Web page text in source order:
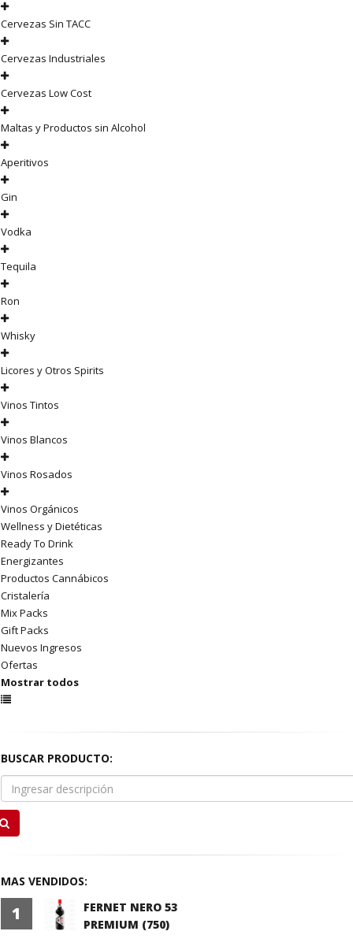
Cervezas Sin TACC
Cervezas Industriales
Cervezas Low Cost
Maltas y Productos sin Alcohol
Aperitivos
Gin
Vodka
Tequila
Ron
Whisky
Licores y Otros Spirits
Vinos Tintos
Vinos Blancos
Vinos Rosados
Vinos Orgánicos
Wellness y Dietéticas
Ready To Drink
Energizantes
Productos Cannábicos
Cristalería
Mix Packs
Gift Packs
Nuevos Ingresos
Ofertas
Mostrar todos
BUSCAR PRODUCTO:
MAS VENDIDOS:
1
FERNET NERO 53
PREMIUM (750)